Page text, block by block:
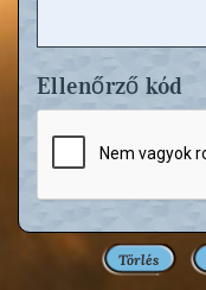
Ellenőrző kód
Törlés